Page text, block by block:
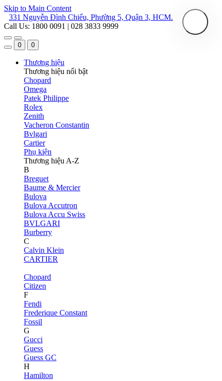
Skip to Main Content
331 Nguyễn Đình Chiểu, Phường 5, Quận 3, HCM.
Call Us: 1800 0091 | 028 3833 9999
0 0
Thương hiệu
Thương hiệu nổi bật
Chopard
Omega
Patek Philippe
Rolex
Zenith
Vacheron Constantin
Bvlgari
Cartier
Phụ kiện
Thương hiệu A-Z
B
Breguet
Baume & Mercier
Bulova
Bulova Accutron
Bulova Accu Swiss
BVLGARI
Burberry
C
Calvin Klein
CARTIER
Chopard
Citizen
F
Fendi
Frederique Constant
Fossil
G
Gucci
Guess
Guess GC
H
Hamilton